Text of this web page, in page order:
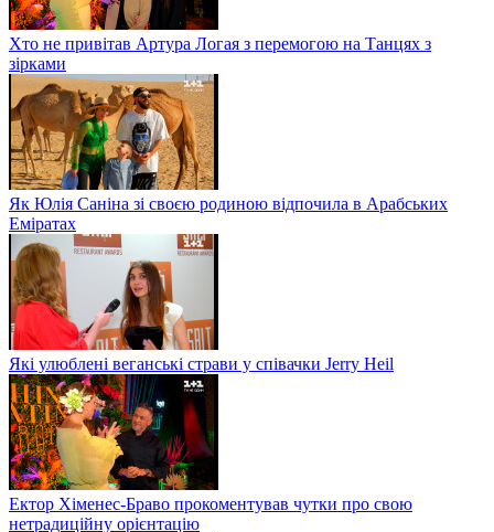
Хто не привітав Артура Логая з перемогою на Танцях з
зірками
Як Юлія Саніна зі своєю родиною відпочила в Арабських
Еміратах
Які улюблені веганські страви у співачки Jerry Heil
Ектор Хіменес-Браво прокоментував чутки про свою
нетрадиційну орієнтацію